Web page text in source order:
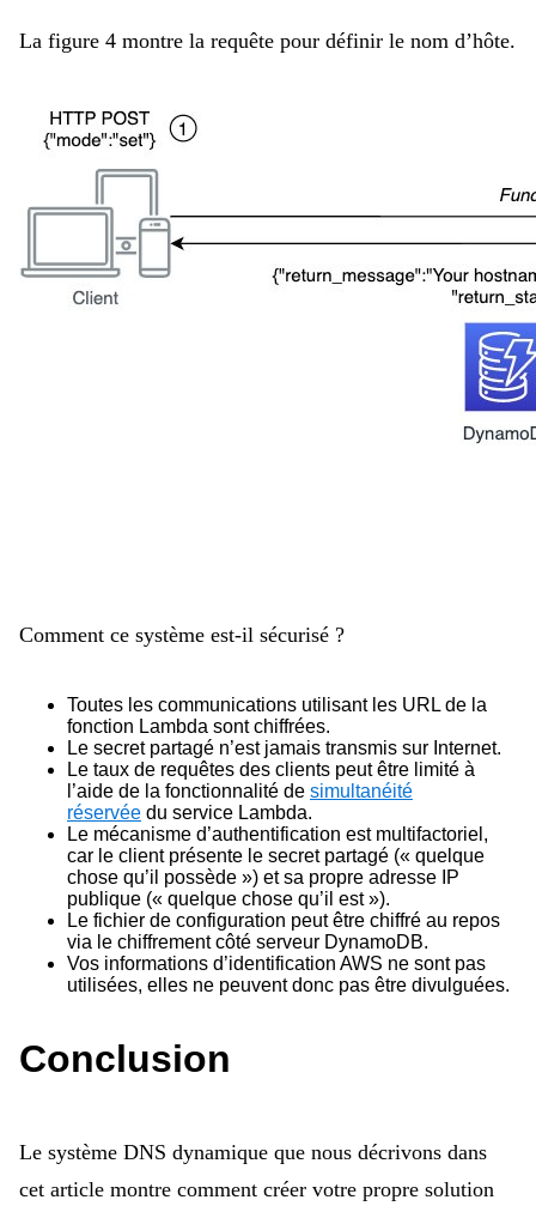
La figure 4 montre la requête pour définir le nom d’hôte.
Comment ce système est-il sécurisé ?
Toutes les communications utilisant les URL de la
fonction Lambda sont chiffrées.
Le secret partagé n’est jamais transmis sur Internet.
Le taux de requêtes des clients peut être limité à
l’aide de la fonctionnalité de simultanéité
réservée du service Lambda.
Le mécanisme d’authentification est multifactoriel,
car le client présente le secret partagé (« quelque
chose qu’il possède ») et sa propre adresse IP
publique (« quelque chose qu’il est »).
Le fichier de configuration peut être chiffré au repos
via le chiffrement côté serveur DynamoDB.
Vos informations d’identification AWS ne sont pas
utilisées, elles ne peuvent donc pas être divulguées.
Conclusion
Le système DNS dynamique que nous décrivons dans
cet article montre comment créer votre propre solution